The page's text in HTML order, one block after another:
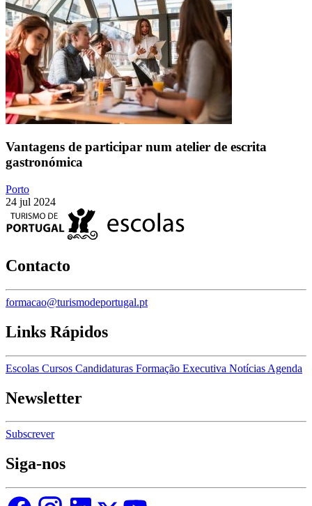
Vantagens de participar num atelier de escrita
gastronómica
Porto
24 jul 2024
Contacto
formacao@turismodeportugal.pt
Links Rápidos
Escolas Cursos Candidaturas Formação Executiva Notícias Agenda
Newsletter
Subscrever
Siga-nos